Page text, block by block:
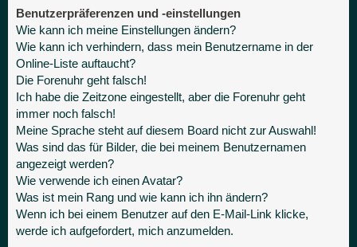
Benutzerpräferenzen und -einstellungen
Wie kann ich meine Einstellungen ändern?
Wie kann ich verhindern, dass mein Benutzername in der
Online-Liste auftaucht?
Die Forenuhr geht falsch!
Ich habe die Zeitzone eingestellt, aber die Forenuhr geht
immer noch falsch!
Meine Sprache steht auf diesem Board nicht zur Auswahl!
Was sind das für Bilder, die bei meinem Benutzernamen
angezeigt werden?
Wie verwende ich einen Avatar?
Was ist mein Rang und wie kann ich ihn ändern?
Wenn ich bei einem Benutzer auf den E-Mail-Link klicke,
werde ich aufgefordert, mich anzumelden.